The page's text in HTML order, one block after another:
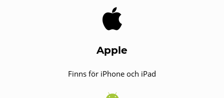
Apple
Finns för iPhone och iPad